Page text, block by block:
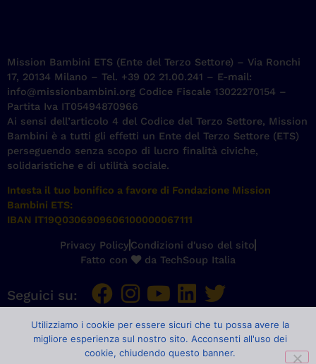
Mission Bambini ETS (Ente del Terzo Settore) – Via Ronchi
17, 20134 Milano – Tel. +39 02 21.00.241 – E-mail:
info@missionbambini.org Codice Fiscale 13022270154 –
Partita Iva IT05494870966
Ai sensi dell’articolo 4 del Codice del Terzo Settore, Mission
Bambini è a tutti gli effetti un Ente del Terzo Settore (ETS)
perseguendo senza scopo di lucro finalità civiche,
solidaristiche e di utilità sociale.
Intesta il tuo bonifico a favore di Fondazione Mission
Bambini ETS:
IBAN IT19Q0306909606100000067111
Privacy Policy Condizioni d'uso del sito
Fatto con
da TechSoup Italia
Seguici su:
Utilizziamo i cookie per essere sicuri che tu possa avere la
migliore esperienza sul nostro sito. Acconsenti all'uso dei
cookie, chiudendo questo banner.